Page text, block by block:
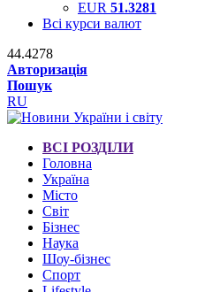
EUR 51.3281
Всі курси валют
44.4278
Авторизація
Пошук
RU
ВСІ РОЗДІЛИ
Головна
Україна
Місто
Світ
Бізнес
Наука
Шоу-бізнес
Спорт